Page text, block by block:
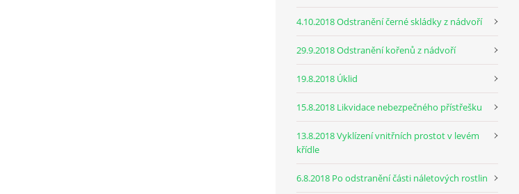
4.10.2018 Odstranění černé skládky z nádvoří
29.9.2018 Odstranění kořenů z nádvoří
19.8.2018 Úklid
15.8.2018 Likvidace nebezpečného přístřešku
13.8.2018 Vyklízení vnitřních prostot v levém
křídle
6.8.2018 Po odstranění části náletových rostlin